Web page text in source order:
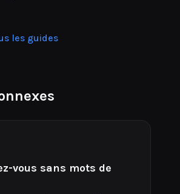
les guides
vous sans mots de